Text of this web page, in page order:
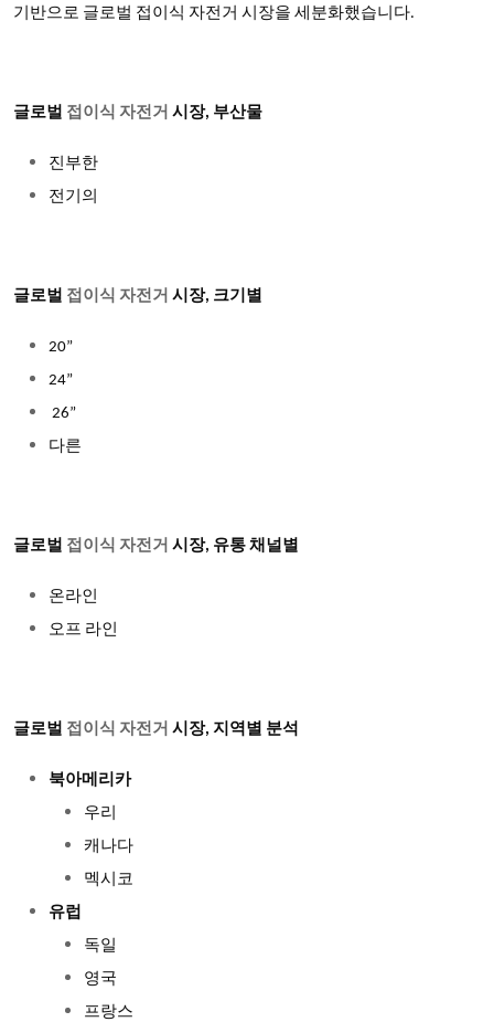
기반으로 글로벌 접이식 자전거 시장을 세분화했습니다.
글로벌 접이식 자전거 시장, 부산물
진부한
전기의
글로벌 접이식 자전거 시장, 크기별
20”
24”
26”
다른
글로벌 접이식 자전거 시장, 유통 채널별
온라인
오프 라인
글로벌 접이식 자전거 시장, 지역별 분석
북아메리카
우리
캐나다
멕시코
유럽
독일
영국
프랑스